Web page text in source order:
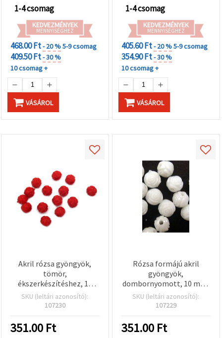
1-4 csomag
KEDVEZMÉNYEK
MENNYISÉGHEZ
468.00 Ft- 20 %5-9 csomag
409.50 Ft- 30 %
10 csomag +
VÁSÁROL
1-4 csomag
KEDVEZMÉNYEK
MENNYISÉGHEZ
405.60 Ft- 20 %5-9 csomag
354.90 Ft- 30 %
10 csomag +
VÁSÁROL
Akril rózsa gyöngyök,
tömör,
ékszerkészítéshez, 10
mm, furat: 3 mm, piros,
20 g (~45 db)
SKU (leltári azonosító):
107230
351.00 Ft
Rózsa formájú akril
gyöngyök,
dombornyomott, 10 mm,
lyuk: 3 mm, fehér – 20 g
(~35 db)
SKU (leltári azonosító):
107229
351.00 Ft